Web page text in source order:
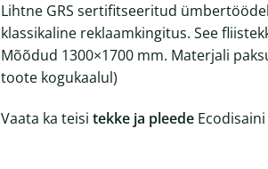
Lihtne GRS sertifitseeritud
klassikaline reklaamkingitus. See
Mõõdud 1300×1700 mm. Materjali
toote kogukaalul)
Vaata ka teisi tekke ja pleede